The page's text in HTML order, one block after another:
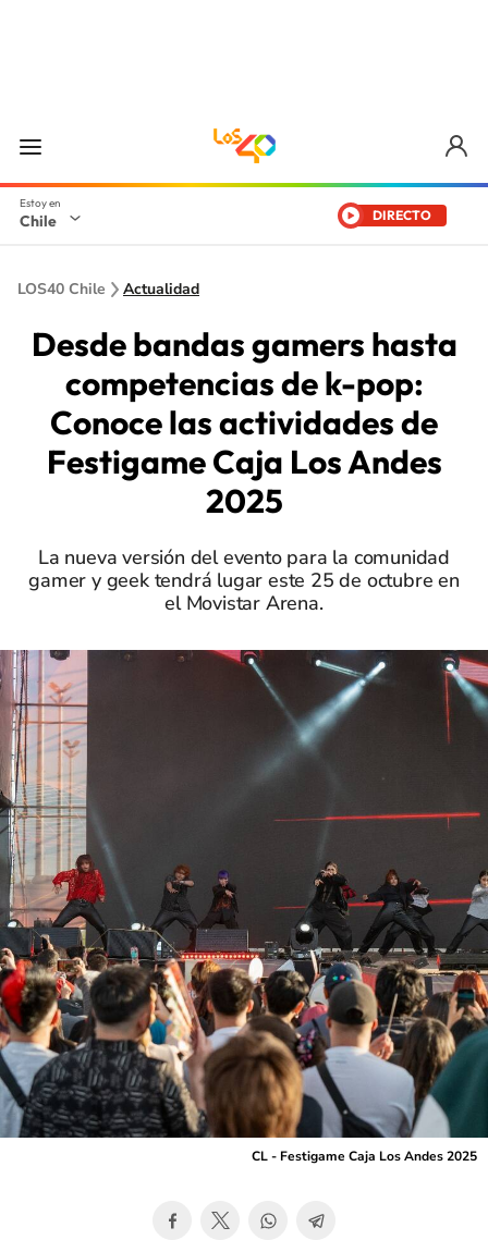
Chile DIRECTO
LOS40 Chile Actualidad
Desde bandas gamers hasta
competencias de k-pop:
Conoce las actividades de
Festigame Caja Los Andes
2025
La nueva versión del evento para la comunidad
gamer y geek tendrá lugar este 25 de octubre en
el Movistar Arena.
CL - Festigame Caja Los Andes 2025